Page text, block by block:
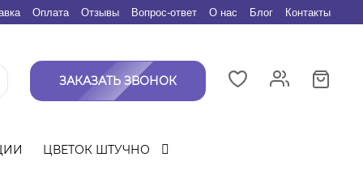
Оплата Отзывы Вопрос-ответ О нас Блог Контакты
ЗАКАЗАТЬ ЗВОНОК
ЦВЕТОК ШТУЧНО